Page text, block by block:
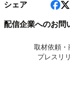
シェア
配信企業へのお問
取材依頼・
プレスリ